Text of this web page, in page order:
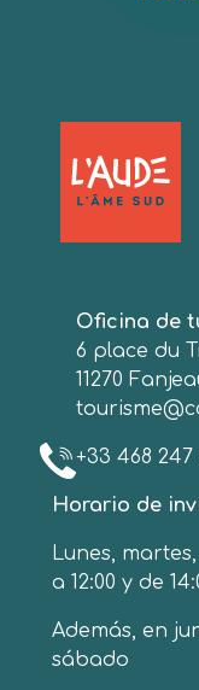
Oficina de
6 place du
11270
+33 468 247
Horario de
Lunes,
a 12:00 y de
Además, en
sábado